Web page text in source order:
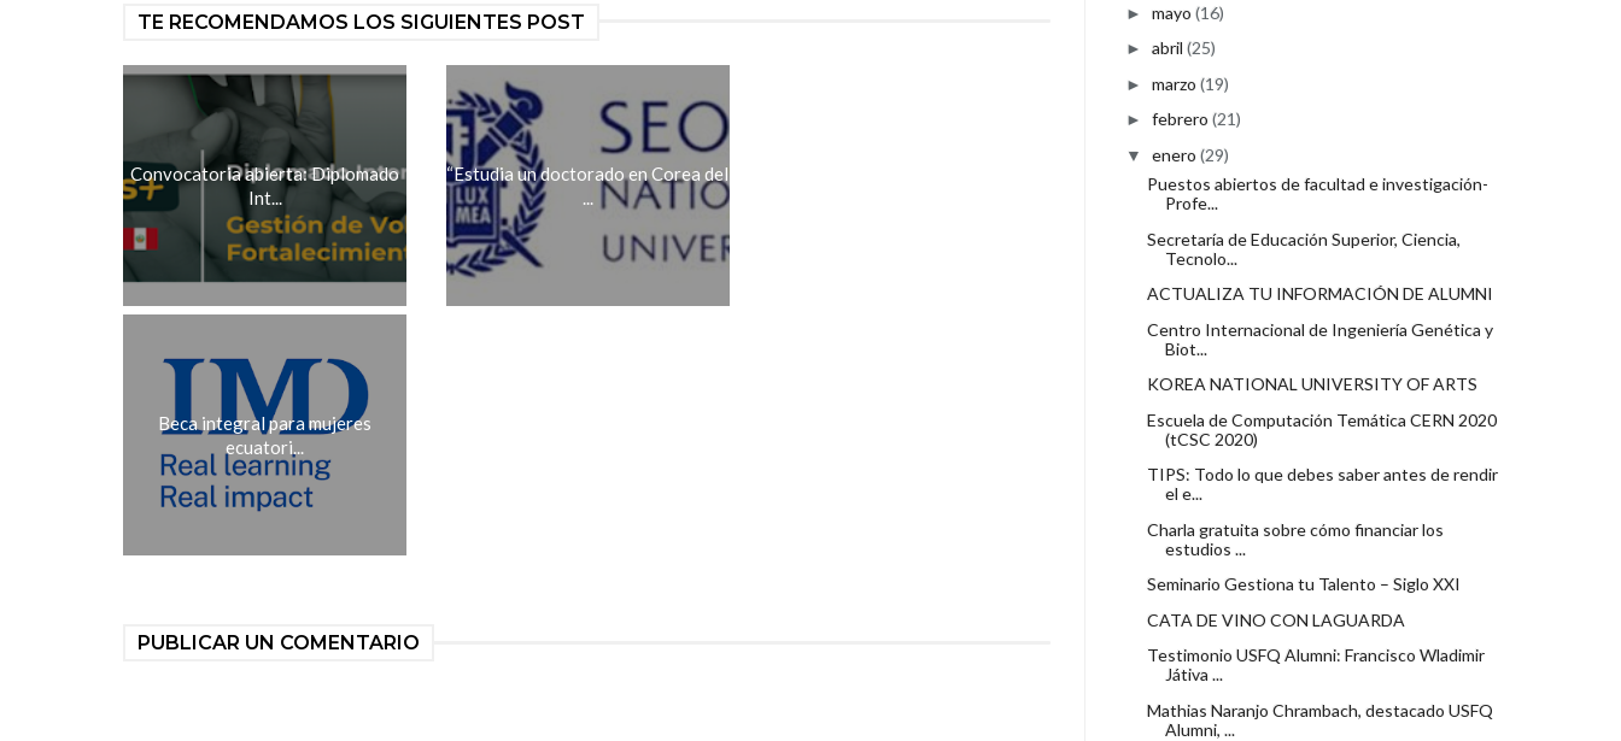
TE RECOMENDAMOS LOS SIGUIENTES POST
Convocatoria abierta: Diplomado
Int...
“Estudia un doctorado en Corea del
...
Beca integral para mujeres
ecuatori...
PUBLICAR UN COMENTARIO
► mayo (16)
► abril (25)
► marzo (19)
► febrero (21)
▼ enero (29)
Puestos abiertos de facultad e investigación-
Profe...
Secretaría de Educación Superior, Ciencia,
Tecnolo...
ACTUALIZA TU INFORMACIÓN DE ALUMNI
Centro Internacional de Ingeniería Genética y
Biot...
KOREA NATIONAL UNIVERSITY OF ARTS
Escuela de Computación Temática CERN 2020
(tCSC 2020)
TIPS: Todo lo que debes saber antes de rendir
el e...
Charla gratuita sobre cómo financiar los
estudios ...
Seminario Gestiona tu Talento – Siglo XXI
CATA DE VINO CON LAGUARDA
Testimonio USFQ Alumni: Francisco Wladimir
Játiva ...
Mathias Naranjo Chrambach, destacado USFQ
Alumni, ...